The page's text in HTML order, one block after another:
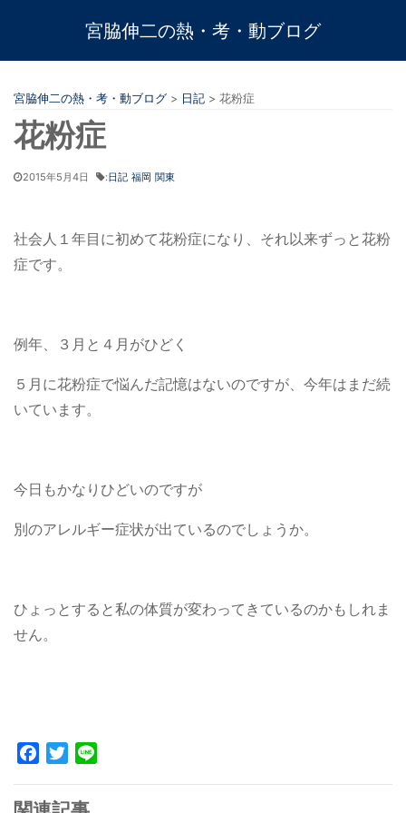
宮脇伸二の熱・考・動ブログ
宮脇伸二の熱・考・動ブログ > 日記 > 花粉症
花粉症
2015年5月4日 :日記 福岡 関東
社会人１年目に初めて花粉症になり、それ以来ずっと花粉
症です。
例年、３月と４月がひどく
５月に花粉症で悩んだ記憶はないのですが、今年はまだ続
いています。
今日もかなりひどいのですが
別のアレルギー症状が出ているのでしょうか。
ひょっとすると私の体質が変わってきているのかもしれま
せん。
Facebook
Twitter